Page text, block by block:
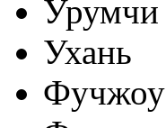
Урумчи
Ухань
Фучжоу